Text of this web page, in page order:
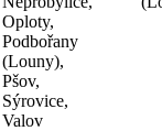
Oploty,
Podbořany
(Louny),
Pšov,
Sýrovice,
Valov